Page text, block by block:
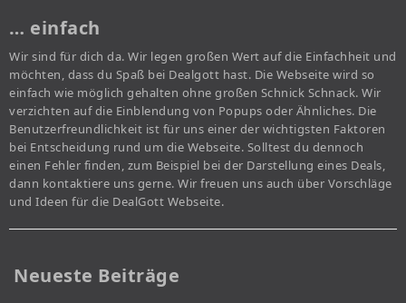
… einfach
Wir sind für dich da. Wir legen großen Wert auf die Einfachheit und
möchten, dass du Spaß bei Dealgott hast. Die Webseite wird so
einfach wie möglich gehalten ohne großen Schnick Schnack. Wir
verzichten auf die Einblendung von Popups oder Ähnliches. Die
Benutzerfreundlichkeit ist für uns einer der wichtigsten Faktoren
bei Entscheidung rund um die Webseite. Solltest du dennoch
einen Fehler finden, zum Beispiel bei der Darstellung eines Deals,
dann kontaktiere uns gerne. Wir freuen uns auch über Vorschläge
und Ideen für die DealGott Webseite.
Neueste Beiträge